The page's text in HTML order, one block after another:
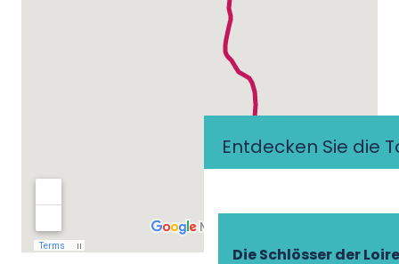
Entdecken Sie die
Die Schlösser der Loire